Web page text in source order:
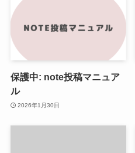
保護中: note投稿マニュア
ル
2026年1月30日